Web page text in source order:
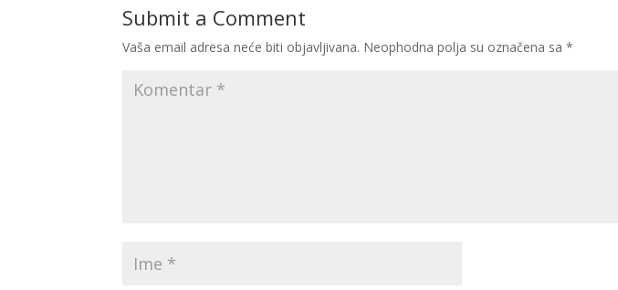
Submit a Comment
Vaša email adresa neće biti objavljivana. Neophodna polja su označena sa*